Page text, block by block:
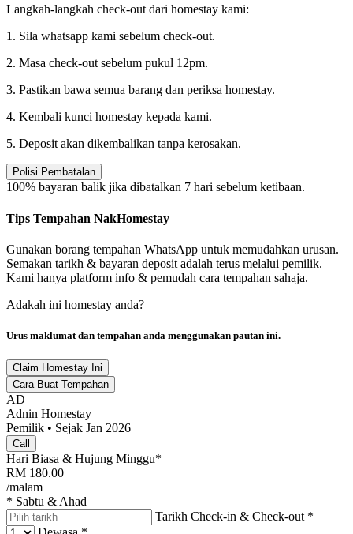
Langkah-langkah check-out dari homestay kami:
1. Sila whatsapp kami sebelum check-out.
2. Masa check-out sebelum pukul 12pm.
3. Pastikan bawa semua barang dan periksa homestay.
4. Kembali kunci homestay kepada kami.
5. Deposit akan dikembalikan tanpa kerosakan.
Polisi Pembatalan
100% bayaran balik jika dibatalkan 7 hari sebelum ketibaan.
Tips Tempahan NakHomestay
Gunakan borang tempahan WhatsApp untuk memudahkan urusan.
Semakan tarikh & bayaran deposit adalah terus melalui pemilik.
Kami hanya platform info & pemudah cara tempahan sahaja.
Adakah ini homestay anda?
Urus maklumat dan tempahan anda menggunakan pautan ini.
Claim Homestay Ini
Cara Buat Tempahan
AD
Adnin Homestay
Pemilik • Sejak Jan 2026
Call
Hari Biasa & Hujung Minggu*
RM 180.00
/malam
* Sabtu & Ahad
Tarikh Check-in & Check-out *